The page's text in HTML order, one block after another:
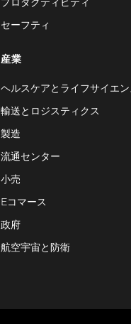
セーフティ
産業
ヘルスケアとライフサイエン
輸送とロジスティクス
製造
流通センター
小売
Eコマース
政府
航空宇宙と防衛